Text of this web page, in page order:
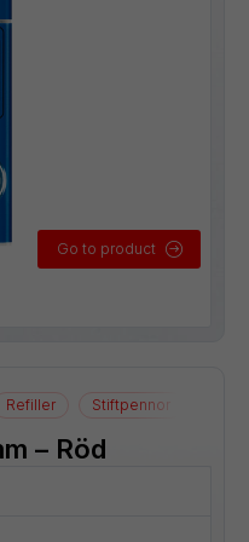
Go to product
Refiller Stiftpennor
– Röd